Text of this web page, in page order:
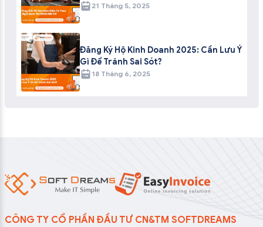
21 Tháng 5, 2025
Đăng Ký Hộ Kinh Doanh 2025: Cần Lưu Ý
Gì Để Tránh Sai Sót?
18 Tháng 6, 2025
CÔNG TY CỔ PHẦN ĐẦU TƯ CN&TM SOFTDREAMS